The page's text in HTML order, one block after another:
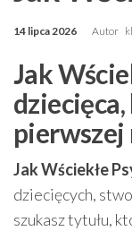
14 lipca 2026 Autor
Jak
Jak Wściekłe
dziecięcych,
szukasz tytułu,